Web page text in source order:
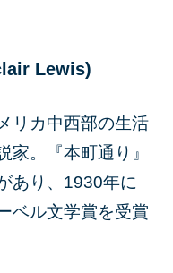
Lewis)
リカ中西部の生活
家。『本町通り』
あり、1930年に
ベル文学賞を受賞